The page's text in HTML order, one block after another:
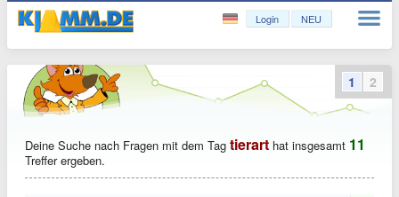
Login NEU
Deine Suche nach Fragen mit dem Tag tierart hat insgesamt 11
Treffer ergeben.
1 2